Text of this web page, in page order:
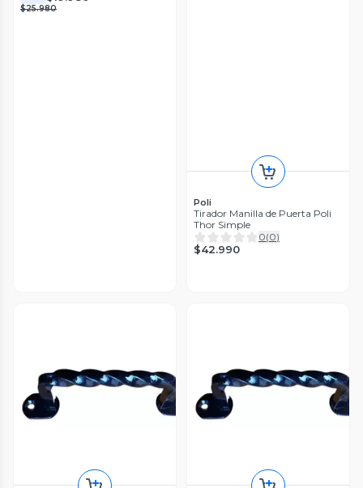
$25.980
Poli
Tirador Manilla de Puerta Poli
Thor Simple
0(0)
$42.990